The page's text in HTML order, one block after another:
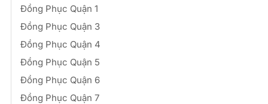
Đồng Phục Quận 1
Đồng Phục Quận 3
Đồng Phục Quận 4
Đồng Phục Quận 5
Đồng Phục Quận 6
Đồng Phục Quận 7